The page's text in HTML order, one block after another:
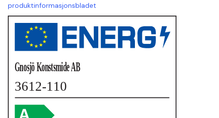
produktinformasjonsbladet